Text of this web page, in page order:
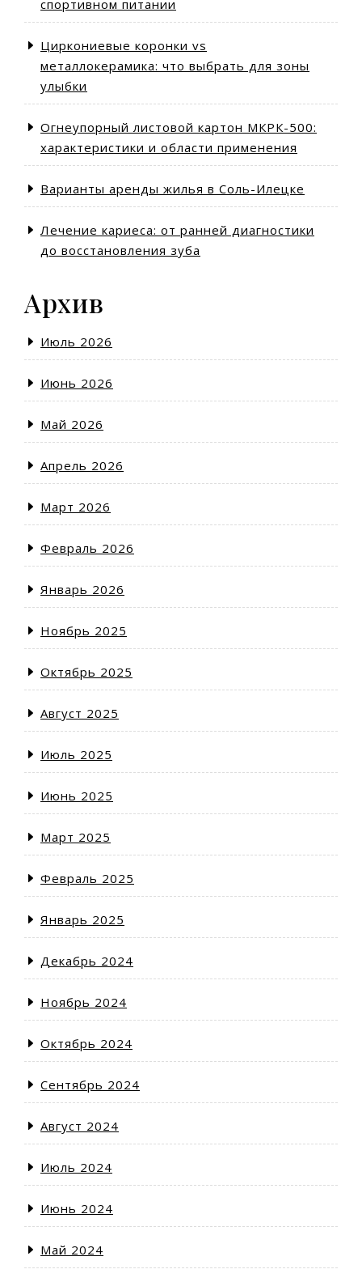
спортивном питании
Циркониевые коронки vs
металлокерамика: что выбрать для зоны
улыбки
Огнеупорный листовой картон МКРК-500:
характеристики и области применения
Варианты аренды жилья в Соль-Илецке
Лечение кариеса: от ранней диагностики
до восстановления зуба
Архив
Июль 2026
Июнь 2026
Май 2026
Апрель 2026
Март 2026
Февраль 2026
Январь 2026
Ноябрь 2025
Октябрь 2025
Август 2025
Июль 2025
Июнь 2025
Март 2025
Февраль 2025
Январь 2025
Декабрь 2024
Ноябрь 2024
Октябрь 2024
Сентябрь 2024
Август 2024
Июль 2024
Июнь 2024
Май 2024